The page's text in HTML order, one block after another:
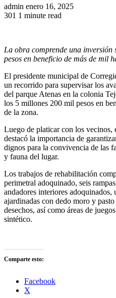
admin Send
an
enero 16, 2025
301 1 minute read
La obra comprende una inversión
pesos en beneficio de más de mil
El presidente municipal de
un recorrido para supervisar los
del parque Atenas en la colonia
los 5 millones 200 mil pesos en
de la zona.
Luego de platicar con los vecinos,
destacó la importancia de
dignos para la convivencia de las
y fauna del lugar.
Los trabajos de rehabilitación
perimetral adoquinado, seis
andadores interiores adoquinados,
ajardinadas con dedo moro y
desechos, así como áreas de
sintético.
Comparte esto:
Facebook
X